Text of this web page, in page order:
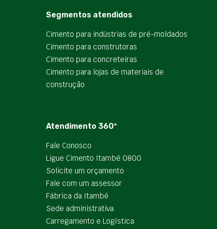
Segmentos atendidos
Cimento para indústrias de pré-moldados
Cimento para construtoras
Cimento para concreteiras
Cimento para lojas de materiais de
construção
Atendimento 360º
Fale Conosco
Ligue Cimento Itambé 0800
Solicite um orçamento
Fale com um assessor
Fábrica da Itambé
Sede administrativa
Carregamento e Logística